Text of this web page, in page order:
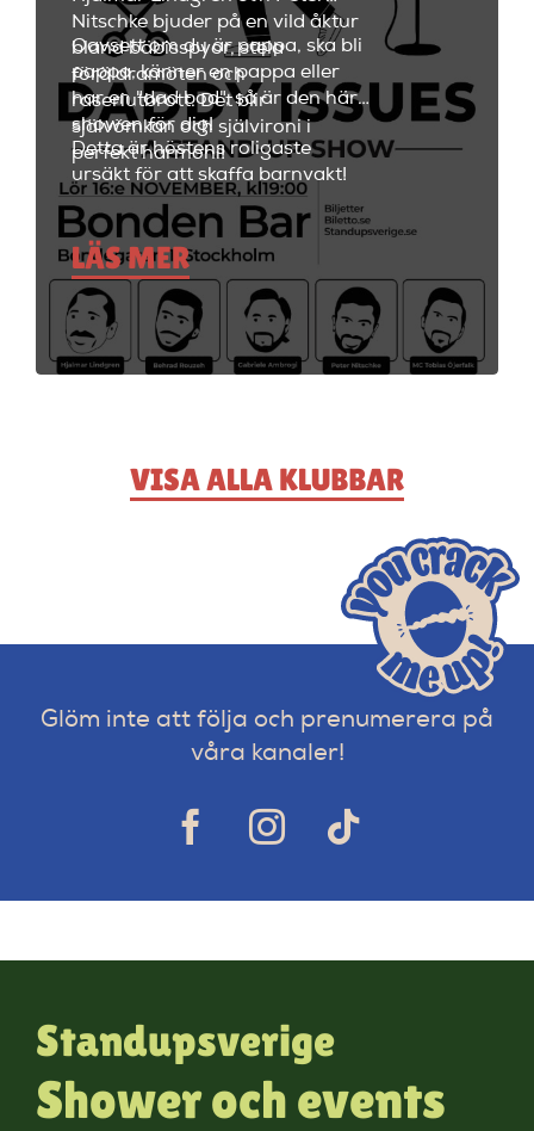
Nitschke bjuder på en vild åktur
bland bäbisspyor, stela
föräldramöten och
raseriutbrott. Det blir
självömkan och självironi i
perfekt harmoni!
Oavsett om du är pappa, ska bli
pappa, känner en pappa eller
har en "dad bod", så är den här
showen för dig!
Detta är höstens roligaste
ursäkt för att skaffa barnvakt!
LÄS MER
VISA ALLA KLUBBAR
Glöm inte att följa och prenumerera på
våra kanaler!
Standupsverige
Shower och events